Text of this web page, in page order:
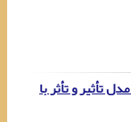
تأثیر و تأثر با